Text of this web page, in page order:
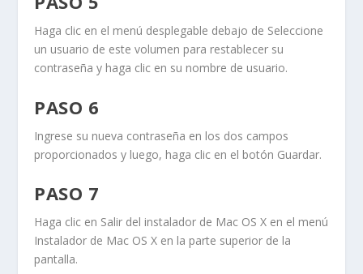
Haga clic en el menú desplegable debajo de Seleccione
un usuario de este volumen para restablecer su
contraseña y haga clic en su nombre de usuario.
PASO 6
Ingrese su nueva contraseña en los dos campos
proporcionados y luego, haga clic en el botón Guardar.
PASO 7
Haga clic en Salir del instalador de Mac OS X en el menú
Instalador de Mac OS X en la parte superior de la
pantalla.